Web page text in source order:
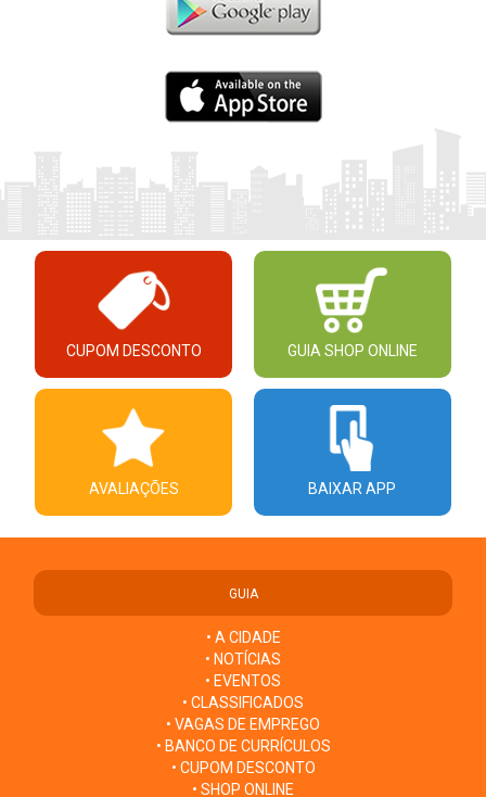
CUPOM DESCONTO GUIA SHOP ONLINE
AVALIAÇÕES BAIXAR APP
GUIA
• A CIDADE
• NOTÍCIAS
• EVENTOS
• CLASSIFICADOS
• VAGAS DE EMPREGO
• BANCO DE CURRÍCULOS
• CUPOM DESCONTO
• SHOP ONLINE